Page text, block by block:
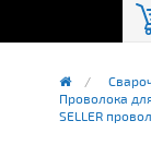
Проволока
SELLER